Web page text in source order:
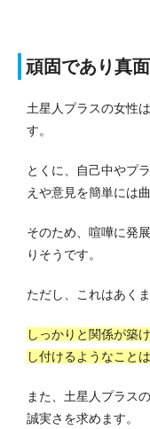
頑固であり真面
土星人プラスの女性
す。
とくに、自己中やプ
えや意見を簡単には
そのため、喧嘩に発
りそうです。
ただし、これはあく
しっかりと関係が築
し付けるようなこと
また、土星人プラス
誠実さを求めます。